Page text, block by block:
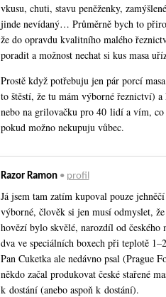
vkusu, chuti, stavu peněženky,
jinde nevídaný… Průměrně bych to
že do opravdu kvalitního malého
poradit a možnost nechat si kus masa
Prostě když potřebuju jen pár porcí
to štěstí, že tu mám výborné řeznictví)
nebo na grilovačku pro 40 lidí a vím,
pokud možno nekupuju vůbec.
Razor Ramon• profil
Já jsem tam zatím kupoval pouze
výborné, člověk si jen musí odmyslet,
hovězí bylo skvělé, narozdíl od českého
dva ve speciálních boxech při teplotě
Pan Cuketka ale nedávno psal (Prague
někdo začal produkovat české stařené
k dostání (anebo aspoň k dostání).